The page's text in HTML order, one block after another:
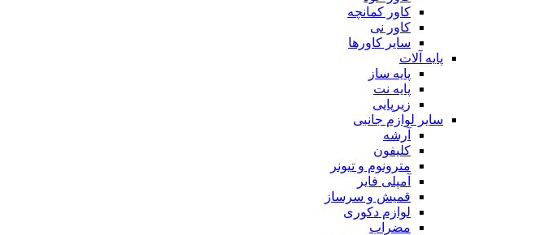
کاور کمانچه
کاور نی
سایر کاورها
پایه آلات
پایه ساز
پایه نت
زیرپایی
سایر لوازم جانبی
آرشه
کلیفون
مترونوم و تیونر
آمپلی فایر
قمیش و سرساز
لوازم دکوری
مضراب